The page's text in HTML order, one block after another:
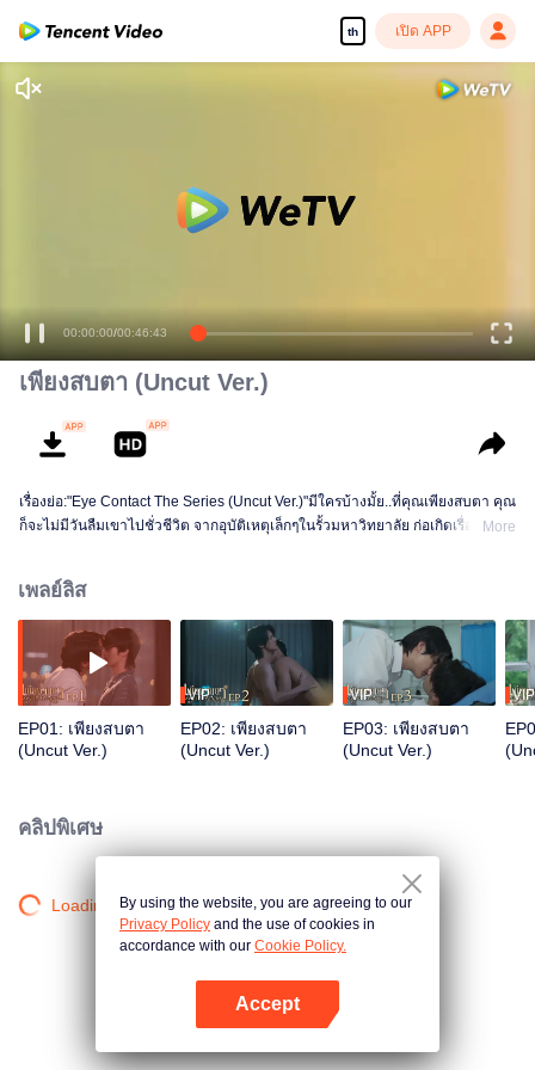
th เปิด APP
00:00:00/00:46:43
เพียงสบตา (Uncut Ver.)
เรื่องย่อ:"Eye Contact The Series (Uncut Ver.)"มีใครบ้างมั้ย..ที่คุณเพียงสบตา คุณ
ก็จะไม่มีวันลืมเขาไปชั่วชีวิต จากอุบัติเหตุเล็กๆในรั้วมหาวิทยาลัย ก่อเกิดเรื่องราว
ตนเองให้ก้าวผ่านอุปสรรค ที่เป็นบททดสอบความรักในครั้งนี้
More
เพลย์ลิส
EP01: เพียงสบตา
(Uncut Ver.)
VIP
EP02: เพียงสบตา
(Uncut Ver.)
VIP
EP03: เพียงสบตา
(Uncut Ver.)
VIP
คลิปพิเศษ
Loading…By using the website, you are agreeing to our
Privacy Policy and the use of cookies in
accordance with our Cookie Policy.
Accept